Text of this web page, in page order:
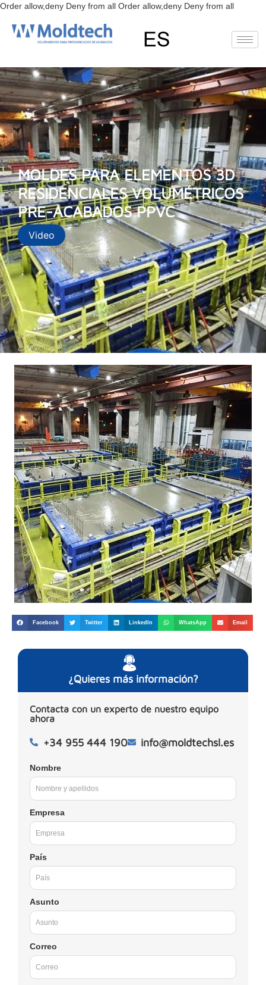
Order allow,deny Deny from all Order allow,deny Deny from allIr
EN
FR
RU
ES
MOLDES PARA ELEMENTOS 3D
RESIDENCIALES VOLUMÉTRICOS
PRE-ACABADOS PPVC
Video
Facebook Twitter LinkedIn WhatsApp Email
¿Quieres más información?
Contacta con un experto de nuestro equipo
ahora
+34 955 444 190 info@moldtechsl.es
Nombre
Empresa
País
Asunto
Correo